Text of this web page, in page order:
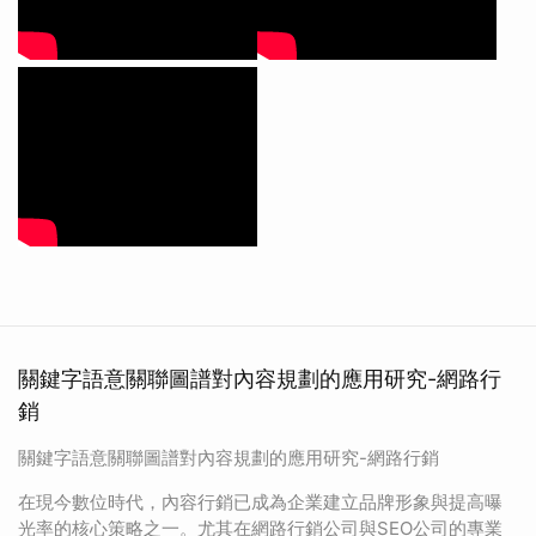
關鍵字語意關聯圖譜對內容規劃的應用研究-網路行
銷
關鍵字語意關聯圖譜對內容規劃的應用研究-網路行銷
在現今數位時代，內容行銷已成為企業建立品牌形象與提高曝
光率的核心策略之一。尤其在網路行銷公司與SEO公司的專業